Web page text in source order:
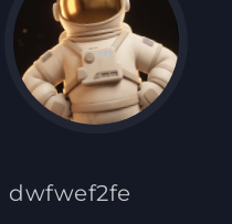
Связаться с нами
dwfwef2fe